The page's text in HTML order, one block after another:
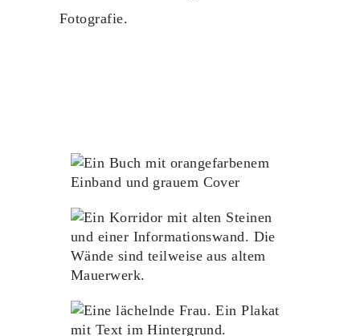
Fotografie.
Weserrenaissance Museum
Schloss Brake
Ausstellungsarchitektur
Stadt Detmold